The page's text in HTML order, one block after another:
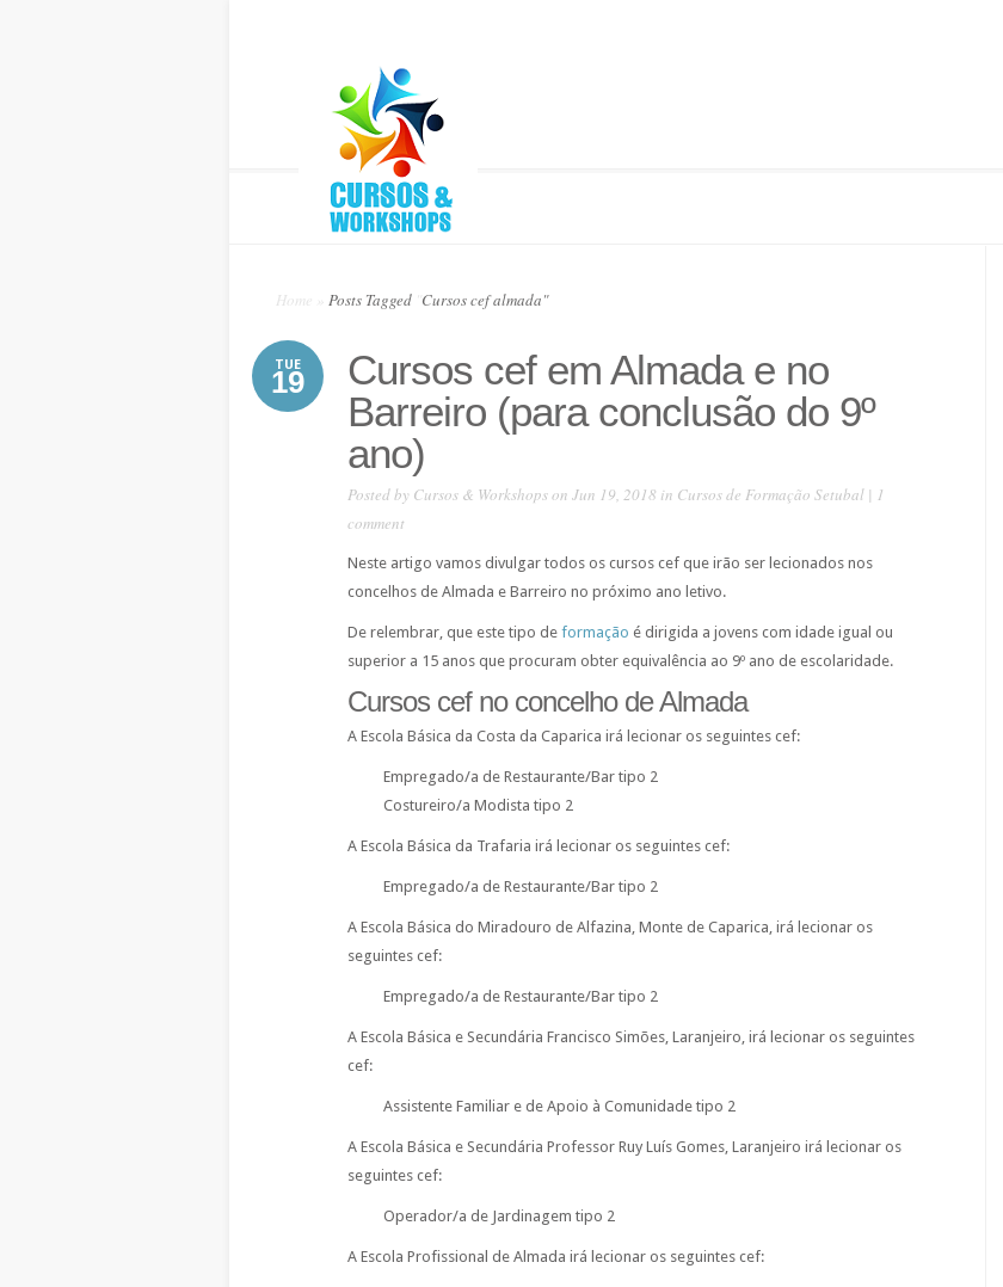
Home Posts Tagged Cursos cef almada"
TUE
19
Cursos cef em Almada e no
Barreiro (para conclusão do 9º
ano)
Posted by Cursos & Workshopson Jun 19, 2018 in Cursos de Formação Setubal | 1
comment
Neste artigo vamos divulgar todos os cursos cef que irão ser lecionados nos
concelhos de Almada e Barreiro no próximo ano letivo.
De relembrar, que este tipo de formação é dirigida a jovens com idade igual ou
superior a 15 anos que procuram obter equivalência ao 9º ano de escolaridade.
Cursos cef no concelho de Almada
A Escola Básica da Costa da Caparica irá lecionar os seguintes cef:
Empregado/a de Restaurante/Bar tipo 2
Costureiro/a Modista tipo 2
A Escola Básica da Trafaria irá lecionar os seguintes cef:
Empregado/a de Restaurante/Bar tipo 2
A Escola Básica do Miradouro de Alfazina, Monte de Caparica, irá lecionar os
seguintes cef:
Empregado/a de Restaurante/Bar tipo 2
A Escola Básica e Secundária Francisco Simões, Laranjeiro, irá lecionar os seguintes
cef:
Assistente Familiar e de Apoio à Comunidade tipo 2
A Escola Básica e Secundária Professor Ruy Luís Gomes, Laranjeiro irá lecionar os
seguintes cef:
Operador/a de Jardinagem tipo 2
A Escola Profissional de Almada irá lecionar os seguintes cef: